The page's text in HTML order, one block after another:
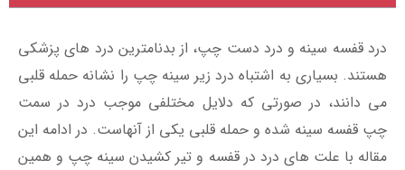
درد قفسه سینه و درد دست چپ، از بدنامترین درد های پزشکی
هستند. بسیاری به اشتباه درد زیر سینه چپ را نشانه حمله قلبی
می دانند، در صورتی که دلایل مختلفی موجب درد در سمت
چپ قفسه سینه شده و حمله قلبی یکی از آنهاست. در ادامه این
مقاله با علت های درد در قفسه و تیر کشیدن سینه چپ و همین